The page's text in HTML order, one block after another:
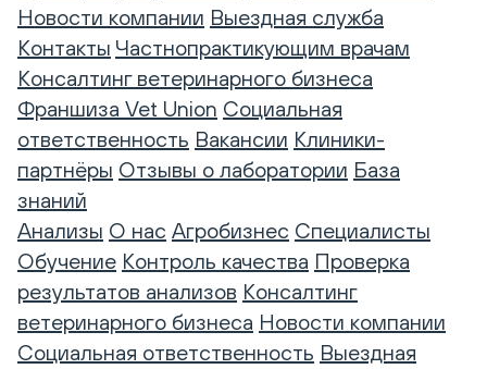
Новости компании Выездная служба
Контакты Частнопрактикующим врачам
Консалтинг ветеринарного бизнеса
Франшиза Vet Union Социальная
ответственность Вакансии Клиники-
партнёры Отзывы о лаборатории База
знаний
Анализы О нас Агробизнес Специалисты
Обучение Контроль качества Проверка
результатов анализов Консалтинг
ветеринарного бизнеса Новости компании
Социальная ответственность Выездная